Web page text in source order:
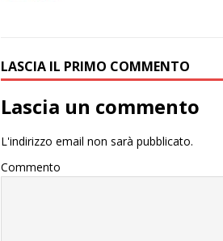
LASCIA IL PRIMO COMMENTO
Lascia un commento
L'indirizzo email non sarà pubblicato.
Commento